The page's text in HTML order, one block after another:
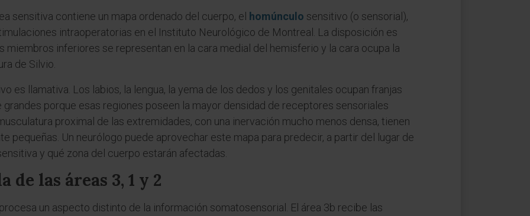
sensitiva contiene un mapa ordenado del cuerpo, el homúnculo sensitivo (o sensorial),
intraoperatorias en el Instituto Neurológico de Montreal. La disposición es
miembros inferiores se representan en la cara medial del hemisferio y la cara ocupa la
de Silvio.
es llamativa. Los labios, la lengua, la yema de los dedos y los genitales ocupan franjas
porque esas regiones poseen la mayor densidad de receptores sensoriales
proximal de las extremidades, con una inervación mucho menos densa, tienen
pequeñas. Un neurólogo puede aprovechar este mapa para predecir, a partir del lugar de
y qué zona del cuerpo estarán afectadas.
las áreas 3, 1 y 2
un aspecto distinto de la información somatosensorial. El área 3b recibe las